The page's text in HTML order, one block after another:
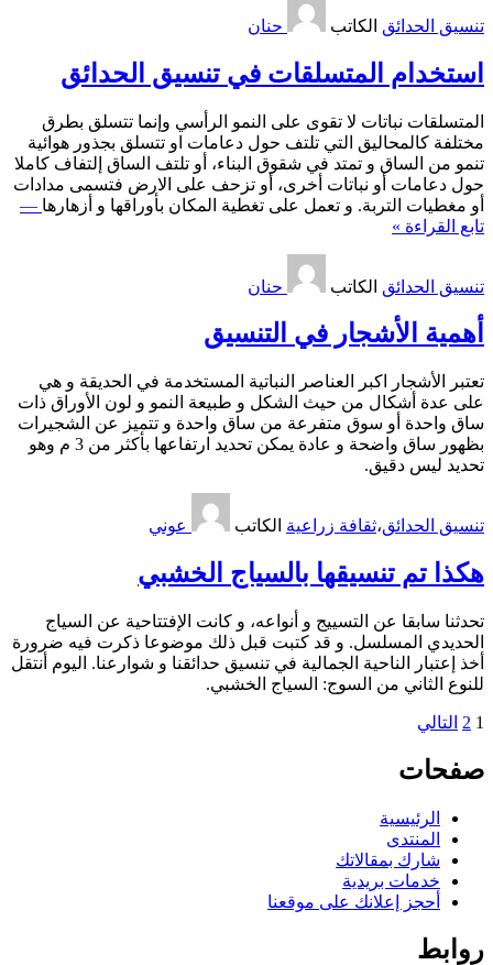
تنسيق الحدائق الكاتب حنان
استخدام المتسلقات في تنسيق الحدائق
المتسلقات نباتات لا تقوى على النمو الرأسي وإنما تتسلق بطرق
مختلفة كالمحاليق التي تلتف حول دعامات او تتسلق بجذور هوائية
تنمو من الساق و تمتد في شقوق البناء، أو تلتف الساق إلتفاف كاملا
حول دعامات أو نباتات أخرى، أو تزحف على الارض فتسمى مدادات
أو مغطيات التربة. و تعمل على تغطية المكان بأوراقها و أزهارها —
تابع القراءة »
تنسيق الحدائق الكاتب حنان
أهمية الأشجار في التنسيق
تعتبر الأشجار اكبر العناصر النباتية المستخدمة في الحديقة و هي
على عدة أشكال من حيث الشكل و طبيعة النمو و لون الأوراق ذات
ساق واحدة أو سوق متفرعة من ساق واحدة و تتميز عن الشجيرات
بظهور ساق واضحة و عادة يمكن تحديد ارتفاعها بأكثر من 3 م وهو
تحديد ليس دقيق.
تنسيق الحدائق،ثقافة زراعية الكاتب عوني
هكذا تم تنسيقها بالسياج الخشبي
تحدثنا سابقا عن التسييج و أنواعه، و كانت الإفتتاحية عن السياج
الحديدي المسلسل. و قد كتبت قبل ذلك موضوعا ذكرت فيه ضرورة
أخذ إعتبار الناحية الجمالية في تنسيق حدائقنا و شوارعنا. اليوم أنتقل
للنوع الثاني من السوج: السياج الخشبي.
تعدد
صفحات
المقالات
1
2 التالي
صفحات
الرئيسية
المنتدى
شارك بمقالاتك
خدمات بريدية
أحجز إعلانك على موقعنا
روابط